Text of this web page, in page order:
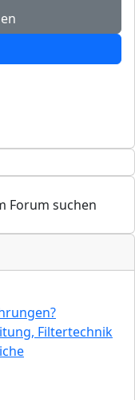
Filtertechnik